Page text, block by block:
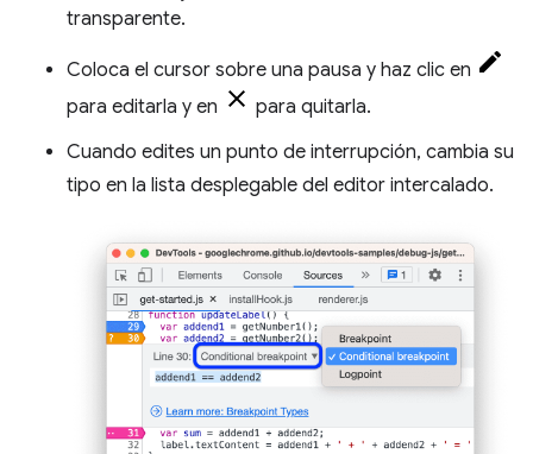
transparente.
Coloca el cursor sobre una pausa y haz clic en
para editarla y en
para quitarla.
Cuando edites un punto de interrupción, cambia su
tipo en la lista desplegable del editor intercalado.